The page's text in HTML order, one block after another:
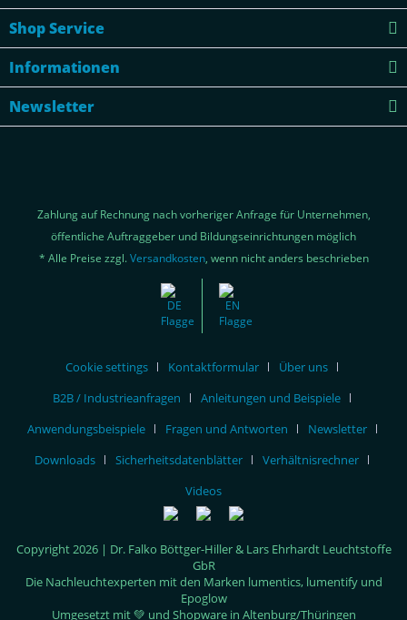
Shop Service
Informationen
Newsletter
Zahlung auf Rechnung nach vorheriger Anfrage für Unternehmen,
öffentliche Auftraggeber und Bildungseinrichtungen möglich
* Alle Preise zzgl.Versandkosten, wenn nicht anders beschrieben
Cookie settings Kontaktformular
Über uns
B2B / Industrieanfragen
Anleitungen und Beispiele
Anwendungsbeispiele
Fragen und Antworten
Newsletter
Downloads
Sicherheitsdatenblätter
Verhältnisrechner
Videos
Copyright 2026 | Dr. Falko Böttger-Hiller & Lars Ehrhardt Leuchtstoffe
GbR
Die Nachleuchtexperten mit den Marken lumentics, lumentify und
Epoglow
Umgesetzt mit 💚 und Shopware in Altenburg/Thüringen